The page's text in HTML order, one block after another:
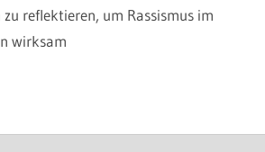
reflektieren, um Rassismus im
wirksam